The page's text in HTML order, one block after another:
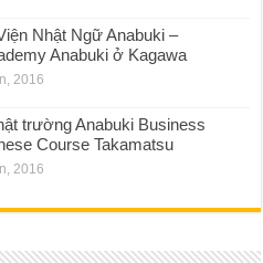
Nhật Ngữ Anabuki –
Anabuki ở Kagawa
2016
trường Anabuki Business
Course Takamatsu
2016